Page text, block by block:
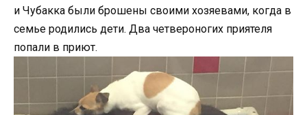
и Чубакка были брошены своими хозяевами, когда в
семье родились дети. Два четвероногих приятеля
попали в приют.